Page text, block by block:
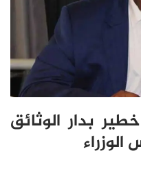
بدار الوثائق